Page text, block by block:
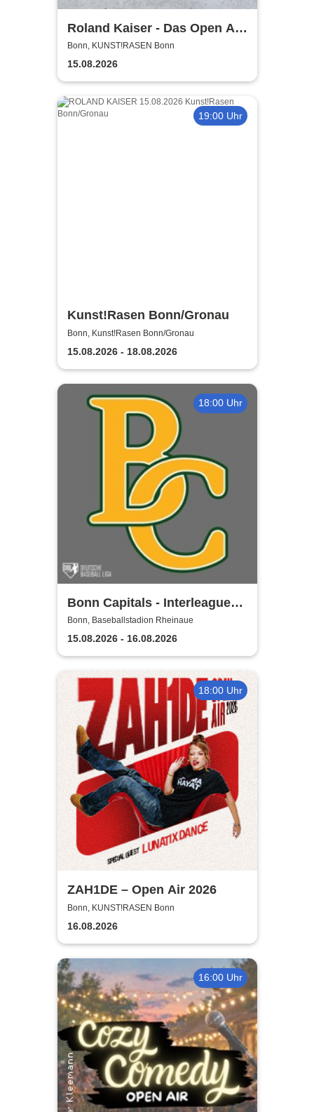
Roland Kaiser - Das Open Air
2026!
Bonn, KUNST!RASEN Bonn
15.08.2026
19:00 Uhr
Kunst!Rasen Bonn/Gronau
Bonn, Kunst!Rasen Bonn/Gronau
15.08.2026 - 18.08.2026
18:00 Uhr
Bonn Capitals - Interleague
Baseball 2026
Bonn, Baseballstadion Rheinaue
15.08.2026 - 16.08.2026
18:00 Uhr
ZAH1DE – Open Air 2026
Bonn, KUNST!RASEN Bonn
16.08.2026
16:00 Uhr